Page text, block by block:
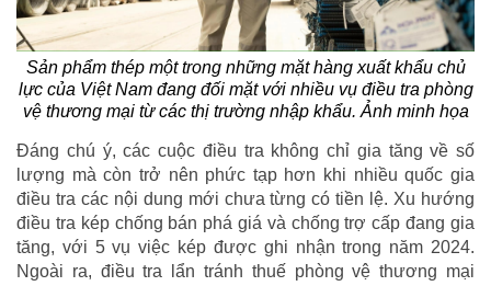
Sản phẩm thép một trong những mặt hàng xuất khẩu chủ
lực của Việt Nam đang đối mặt với nhiều vụ điều tra phòng
vệ thương mại từ các thị trường nhập khẩu. Ảnh minh họa
Đáng chú ý, các cuộc điều tra không chỉ gia tăng về số
lượng mà còn trở nên phức tạp hơn khi nhiều quốc gia
điều tra các nội dung mới chưa từng có tiền lệ. Xu hướng
điều tra kép chống bán phá giá và chống trợ cấp đang gia
tăng, với 5 vụ việc kép được ghi nhận trong năm 2024.
Ngoài ra, điều tra lẩn tránh thuế phòng vệ thương mại